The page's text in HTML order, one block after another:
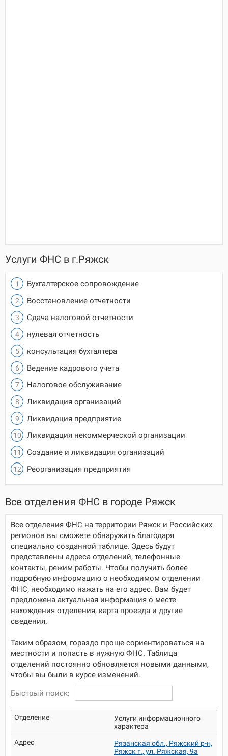
Услуги ФНС в г.Ряжск
Бухгалтерское сопровождение
Восстановление отчетности
Сдача налоговой отчетности
нулевая отчетность
консультация бухгалтера
Ведение кадрового учета
Налоговое обслуживание
Ликвидация организаций
Ликвидация предприятие
Ликвидация некоммерческой организации
Создание и ликвидация организаций
Реорганизация предприятия
Все отделения ФНС в городе Ряжск
Все отделения ФНС на территории Ряжск и Российских
регионов вы сможете обнаружить благодаря
специально созданной таблице. Здесь будут
представлены адреса отделений, телефонные
контакты, режим работы. Чтобы получить более
подробную информацию о необходимом отделении
ФНС, необходимо нажать на его адрес. Вам будет
предложена актуальная информация о месте
нахождения отделения, карта проезда и другие
сведения.
Таким образом, гораздо проще сориентироваться на
местности и попасть в нужную ФНС. Таблица
отделений постоянно обновляется новыми данными,
чтобы вы были в курсе изменений.
Быстрый поиск:
Услуги информационного
характера
Рязанская обл., Ряжский р-н,
Ряжск г., ул. Ряжская, 9а